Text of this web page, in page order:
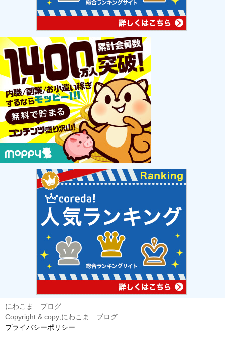
にわこま ブログ
Copyright & copy;にわこま ブログ
プライバシーポリシー